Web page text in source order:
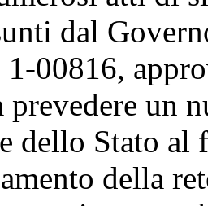
dal
00816,
prevedere un
dello Stato
della